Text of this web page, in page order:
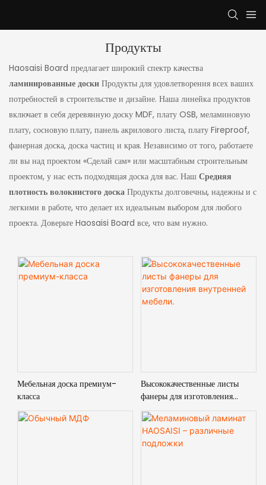
Продукты
Haosaisi Board предлагает широкий спектр качества
ламинированные доски Продукты для удовлетворения всех ваших
потребностей в строительстве и дизайне. Наша линейка продуктов
включает в себя деревянную доску MDF, плату OSB, меламиновую
плату, сосновую плату, панель акрилового листа, плату Fireproof,
фанерная доска, доска частиц и края. Независимо от того, работаете
ли вы над проектом «Сделай сам» или масштабным строительным
проектом, у нас есть подходящая доска для вас. Наш Средняя
плотность волокнистого доска Продукты долговечны, надежны и с
легкими в работе, что делает их идеальным выбором для любого
проекта. Доверьте Haosaisi Board все, что вам нужно.
Мебельная доска премиум-
класса
Высококачественные листы
фанеры для изготовления
внутренней мебели.